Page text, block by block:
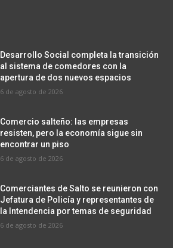
Desarrollo Social completa la transición
al sistema de comedores con la
apertura de dos nuevos espacios
6 de agosto de 2026
Comercio salteño: las empresas
resisten, pero la economía sigue sin
encontrar un piso
6 de agosto de 2026
Comerciantes de Salto se reunieron con
Jefatura de Policía y representantes de
la Intendencia por temas de seguridad
6 de agosto de 2026